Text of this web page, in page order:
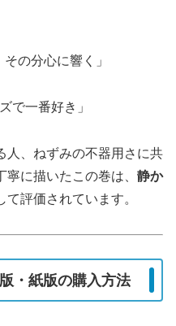
の分心に響く」
で一番好き」
人、ねずみの不器用さに共
に描いたこの巻は、 静か
て評価されています。
・紙版の購入方法